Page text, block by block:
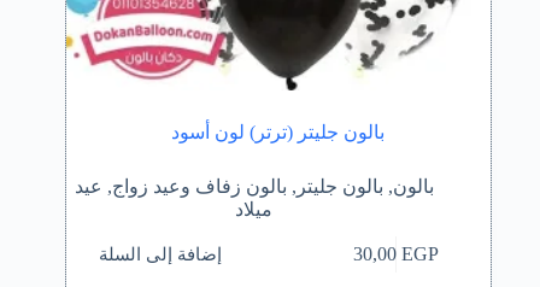
بالون جليتر (ترتر) لون أسود
بالون, بالون جليتر , بالون زفاف وعيد زواج, عيد
ميلاد
30,00EGP إضافة إلى السلة